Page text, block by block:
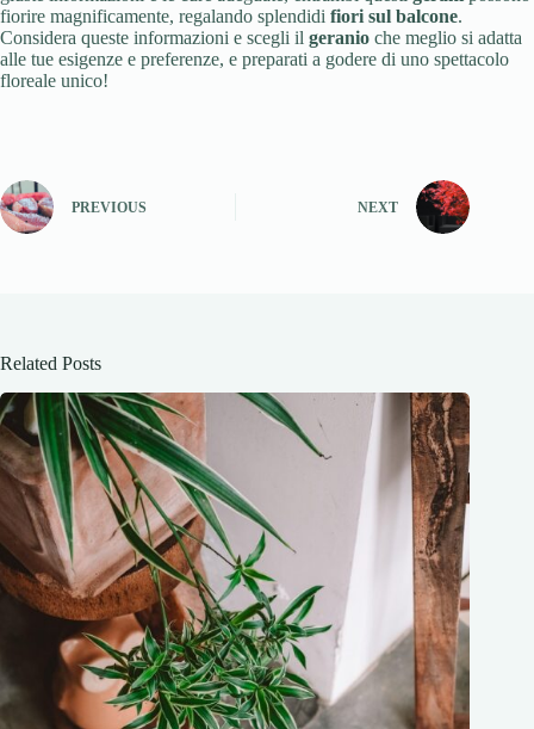
fiorire magnificamente, regalando splendidi fiori sul balcone.
Considera queste informazioni e scegli il geranio che meglio si adatta
alle tue esigenze e preferenze, e preparati a godere di uno spettacolo
floreale unico!
PREVIOUS NEXT
Related Posts